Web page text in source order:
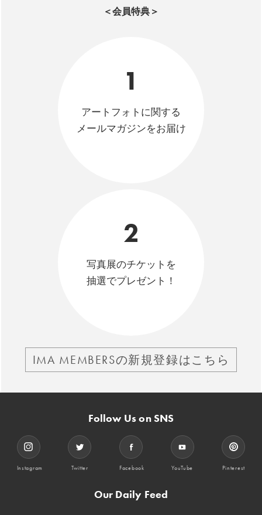
＜会員特典＞
1
アートフォトに関する
メールマガジンをお届け
2
写真展のチケットを
抽選でプレゼント！
IMA MEMBERSの新規登録はこちら
Follow Us on SNS
Instagram Twitter Facebook YouTube Pinterest
Our Daily Feed